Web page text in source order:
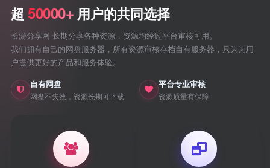
超50000+ 用户的共同选择
长游分享网 长期分享各种资源，资源均经过平台审核可用。
我们拥有自己的网盘服务器，所有资源审核存档自有服务器，只为为用
户提供更好的产品和服务体验。
自有网盘
网盘不失效，资源长期可下载
平台专业审核
资源质量有保障